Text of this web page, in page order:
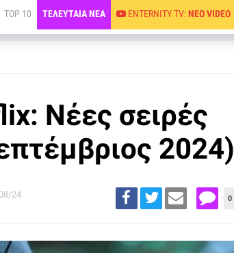
TOP 10 ΤΕΛΕΥΤΑΙΑ ΝΕΑ ENTERNITY TV:ΝΕΟ VIDEO
Νέες σειρές
2024)
24 0